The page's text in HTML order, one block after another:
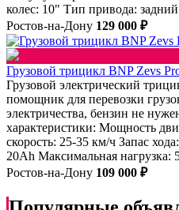
колес: 10" Тип привода:
Ростов-на-Дону 129 000 ₽
Грузовой трицикл BNP Zevs
Грузовой электрический
помощник для перевозки
электричества, бензин не
характеристики: Мощность
скорость: 25-35 км/ч Запас
20Ah Максимальная нагрузка:
Ростов-на-Дону 109 000 ₽